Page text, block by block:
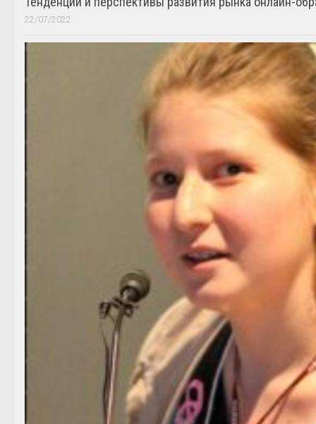
22/07/2022